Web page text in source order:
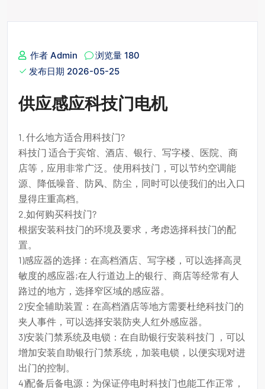
作者 Admin
浏览量 180
发布日期 2026-05-25
供应感应科技门电机
1. 什么地方适合用科技门?
科技门 适合于宾馆、酒店、银行、写字楼、医院、商
店等，应用非常广泛。使用科技门，可以节约空调能
源、降低噪音、防风、防尘，同时可以使我们的出入口
显得庄重高档。
2.如何购买科技门?
根据安装科技门的环境及要求，考虑选择科技门的配
置。
1)感应器的选择：在高档酒店、写字楼，可以选择高灵
敏度的感应器;在人行道边上的银行、商店等经常有人
路过的地方，选择窄区域的感应器。
2)安全辅助装置：在高档酒店等地方需要杜绝科技门的
夹人事件，可以选择安装防夹人红外感应器。
3)安装门禁系统及电锁：在自助银行安装科技门 ，可以
增加安装自助银行门禁系统，加装电锁，以便实现对进
出门的控制。
4)配备后备电源：为保证停电时科技门也能工作正常，